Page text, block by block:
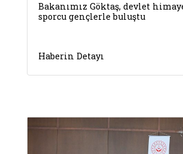
Bakanımız Göktaş, devlet
sporcu gençlerle buluştu
Haberin Detayı